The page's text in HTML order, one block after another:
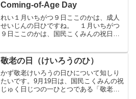
Coming-of-Age Day
れい１月いちがつ９日ここのかは、成人
せいじんの日ひですね。 １月いちがつ
９日ここのかは、国民こくみんの祝日し
は、もともと１月いちがつ15日じゅうご
にちでした。しかし、1...
敬老の日（けいろうのひ）
かず敬老けいろうの日ひについて知しり
たいです。9月19日は、国民こくみんの祝
じゅく日じつの一ひとつである「敬老け